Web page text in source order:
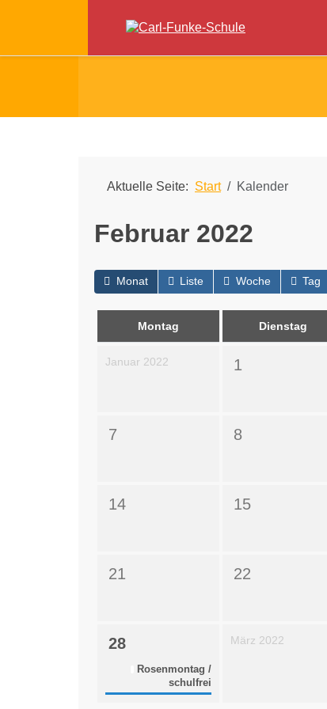
Aktuelle Seite: Start Kalender
Februar 2022
Monat Liste Woche Tag
Montag Dienstag
Januar 2022 1
7 8
14 15
21 22
28
Rosenmontag /
schulfrei
März 2022